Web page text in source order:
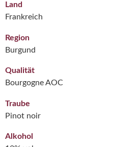
Land
Frankreich
Region
Burgund
Qualität
Bourgogne AOC
Traube
Pinot noir
Alkohol